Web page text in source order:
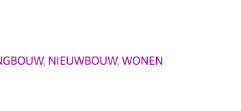
, NIEUWBOUW, WONEN